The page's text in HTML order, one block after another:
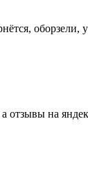
оборзели,
а отзывы на